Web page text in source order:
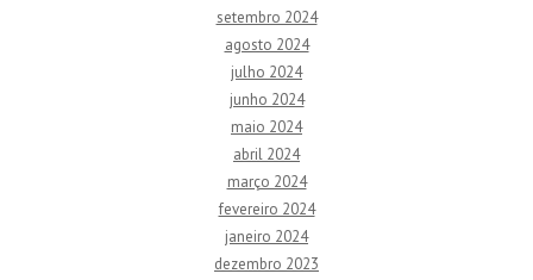
setembro 2024
agosto 2024
julho 2024
junho 2024
maio 2024
abril 2024
março 2024
fevereiro 2024
janeiro 2024
dezembro 2023